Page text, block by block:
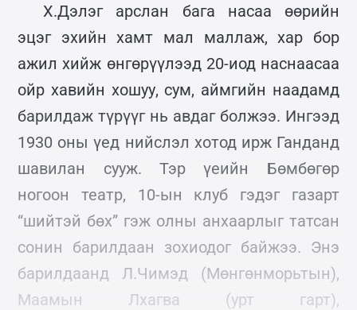
Х.Дэлэг арслан бага насаа өөрийн
эцэг эхийн хамт мал маллаж, хар бор
ажил хийж өнгөрүүлээд 20-иод наснаасаа
ойр хавийн хошуу, сум, аймгийн наадамд
барилдаж түрүүг нь авдаг болжээ. Ингээд
1930 оны үед нийслэл хотод ирж Ганданд
шавилан сууж. Тэр үеийн Бөмбөгөр
ногоон театр, 10-ын клуб гэдэг газарт
“шийтэй бөх” гэж олны анхаарлыг татсан
сонин барилдаан зохиодог байжээ. Энэ
барилдаанд Л.Чимэд (Мөнгөнморьтын),
Маамын Лхагва (урт гарт),